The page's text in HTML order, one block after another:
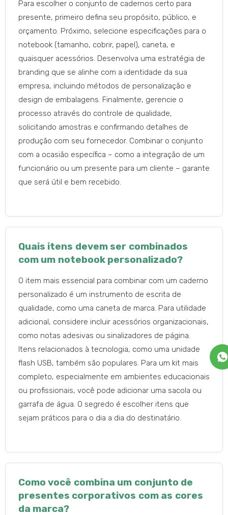
Para escolher o conjunto de cadernos certo para
presente, primeiro defina seu propósito, público, e
orçamento. Próximo, selecione especificações para o
notebook (tamanho, cobrir, papel), caneta, e
quaisquer acessórios. Desenvolva uma estratégia de
branding que se alinhe com a identidade da sua
empresa, incluindo métodos de personalização e
design de embalagens. Finalmente, gerencie o
processo através do controle de qualidade,
solicitando amostras e confirmando detalhes de
produção com seu fornecedor. Combinar o conjunto
com a ocasião específica – como a integração de um
funcionário ou um presente para um cliente – garante
que será útil e bem recebido.
Quais itens devem ser combinados
com um notebook personalizado?
O item mais essencial para combinar com um caderno
personalizado é um instrumento de escrita de
qualidade, como uma caneta de marca. Para utilidade
adicional, considere incluir acessórios organizacionais,
como notas adesivas ou sinalizadores de página.
Itens relacionados à tecnologia, como uma unidade
flash USB, também são populares. Para um kit mais
completo, especialmente em ambientes educacionais
ou profissionais, você pode adicionar uma sacola ou
garrafa de água. O segredo é escolher itens que
sejam práticos para o dia a dia do destinatário.
Como você combina um conjunto de
presentes corporativos com as cores
da marca?